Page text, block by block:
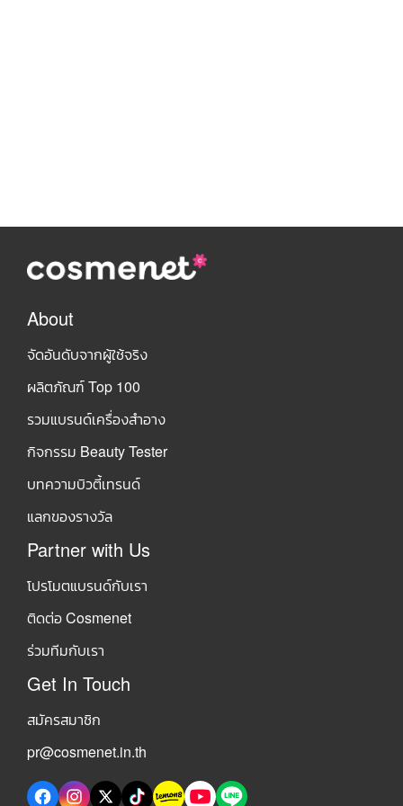
About
จัดอันดับจากผู้ใช้จริง
ผลิตภัณฑ์ Top 100
รวมแบรนด์เครื่องสำอาง
กิจกรรม Beauty Tester
บทความบิวตี้เทรนด์
แลกของรางวัล
Partner with Us
โปรโมตแบรนด์กับเรา
ติดต่อ Cosmenet
ร่วมทีมกับเรา
Get In Touch
สมัครสมาชิก
pr@cosmenet.in.th